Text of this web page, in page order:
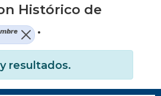
Histórico de
.
resultados.